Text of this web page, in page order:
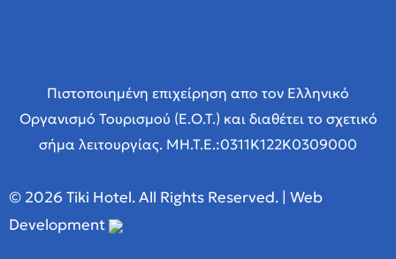
Πιστοποιημένη επιχείρηση απο τον Ελληνικό
Οργανισμό Τουρισμού (Ε.Ο.Τ.) και διαθέτει το σχετικό
σήμα λειτουργίας. MH.T.E.:0311K122Κ0309000
© 2026 Tiki Hotel. All Rights Reserved. | Web
Development